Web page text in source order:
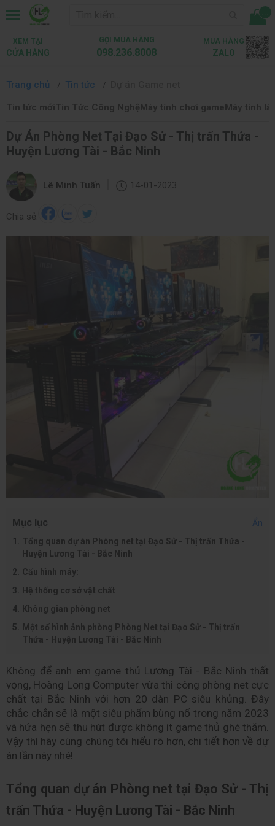
...
XEM TẠI
CỬA HÀNG
GỌI MUA HÀNG
098.236.8008
MUA HÀNG
ZALO
Trang chủ Tin tức
Tin tức mớiTin Tức Công NghệMáy tính chơi gameMáy tính
Dự Án Phòng Net Tại Đạo Sử - Thị trấn Thứa -
Huyện Lương Tài - Bắc Ninh
Lê Minh Tuấn 14-01-2023
Chia sẻ:
Mục lục
Ẩn
Tổng quan dự án Phòng net tại Đạo Sử - Thị trấn Thứa -
Huyện Lương Tài - Bắc Ninh
Cấu hình máy:
Hệ thống cơ sở vật chất
Không gian phòng net
Một số hình ảnh phòng Phòng Net tại Đạo Sử - Thị trấn
Thứa - Huyện Lương Tài - Bắc Ninh
Không để anh em game thủ Lương Tài - Bắc Ninh thất
vọng, Hoàng Long Computer vừa thi công phòng net cực
chất tại Bắc Ninh với hơn 20 dàn PC siêu khủng. Đây
chắc chắn sẽ là một siêu phẩm bùng nổ trong năm 2023
và hứa hẹn sẽ thu hút được không ít game thủ ghé thăm.
Vậy thì hãy cùng chúng tôi hiểu rõ hơn, chi tiết hơn về dự
án lần này nhé!
Tổng quan dự án Phòng net tại Đạo Sử - Thị
trấn Thứa - Huyện Lương Tài - Bắc Ninh